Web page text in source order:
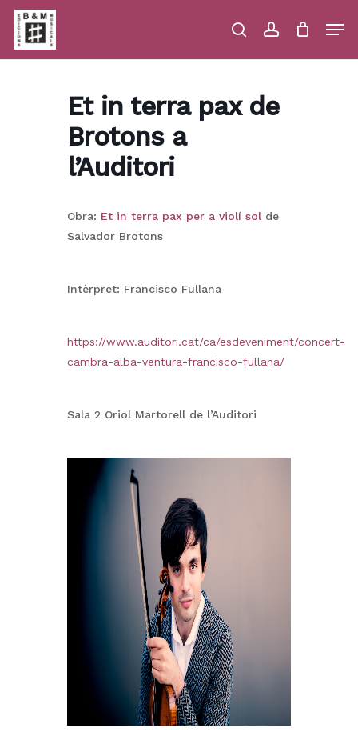
Skip
main
content
searchaccount
Close
Et in terra pax de
Brotons a
l’Auditori
Obra: Et in terra pax per a violí sol de
Salvador Brotons
Intèrpret: Francisco Fullana
https://www.auditori.cat/ca/esdeveniment/concert-
cambra-alba-ventura-francisco-fullana/
Sala 2 Oriol Martorell de l’Auditori
Menu